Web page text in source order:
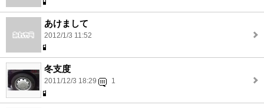
あけまして
2012/1/3 11:52
冬支度
2011/12/3 18:29 1